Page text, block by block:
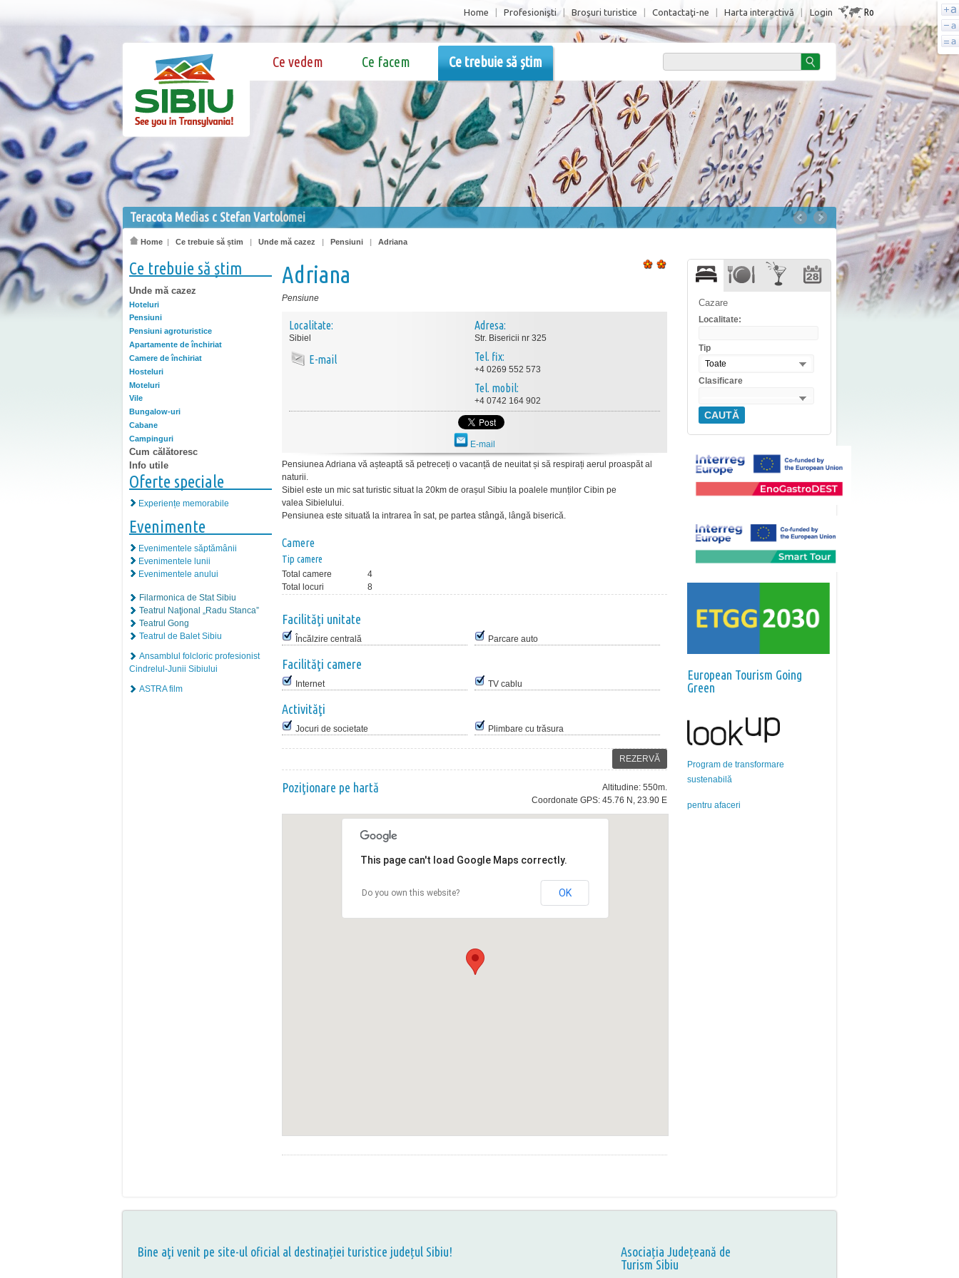
Login Ro
Home Profesionişti Broşuri turistice Contactaţi-ne Harta interactivă
Ce vedem Ce facem Ce trebuie să știm
Teracota Medias c Stefan Vartolomei
Home | Ce trebuie să știm | Unde mă cazez | Pensiuni | Adriana
Ce trebuie să știm
Unde mă cazez
Hoteluri
Pensiuni
Pensiuni agroturistice
Apartamente de închiriat
Camere de închiriat
Hosteluri
Moteluri
Vile
Bungalow-uri
Cabane
Campinguri
Cum călătoresc
Info utile
Oferte speciale
Experiențe memorabile
Evenimente
Evenimentele săptămânii
Evenimentele lunii
Evenimentele anului
Filarmonica de Stat Sibiu
Teatrul Naţional „Radu Stanca”
Teatrul Gong
Teatrul de Balet Sibiu
Ansamblul folcloric profesionist
Cindrelul-Junii Sibiului
ASTRA film
Adriana
Pensiune
Localitate:
Sibiel
E-mail
Adresa:
Str. Bisericii nr 325
Tel. fix:
+4 0269 552 573
Tel. mobil:
+4 0742 164 902
E-mail
Pensiunea Adriana vă așteaptă să petreceți o vacanță de neuitat și să respirați aerul proaspăt al
naturii.
Sibiel este un mic sat turistic situat la 20km de orașul Sibiu la poalele munților Cibin pe
valea Sibielului.
Pensiunea este situată la intrarea în sat, pe partea stângă, lângă biserică.
Camere
Tip camere
Total camere
4
Total locuri
8
Facilităţi unitate
Încălzire centrală Parcare auto
Facilităţi camere
Internet TV cablu
Activităţi
Jocuri de societate Plimbare cu trăsura
REZERVĂ
Altitudine: 550m.
Coordonate GPS: 45.76 N, 23.90 E
Poziţionare pe hartă
This page can't load Google Maps correctly.
Do you own this website? OK
Cazare
Localitate:
Tip
Toate
Clasificare
CAUTĂ
European Tourism Going
Green
Program de transformare
sustenabilă
pentru afaceri
Bine aţi venit pe site-ul oficial al destinației turistice județul Sibiu!
Asociația Județeană de
Turism Sibiu